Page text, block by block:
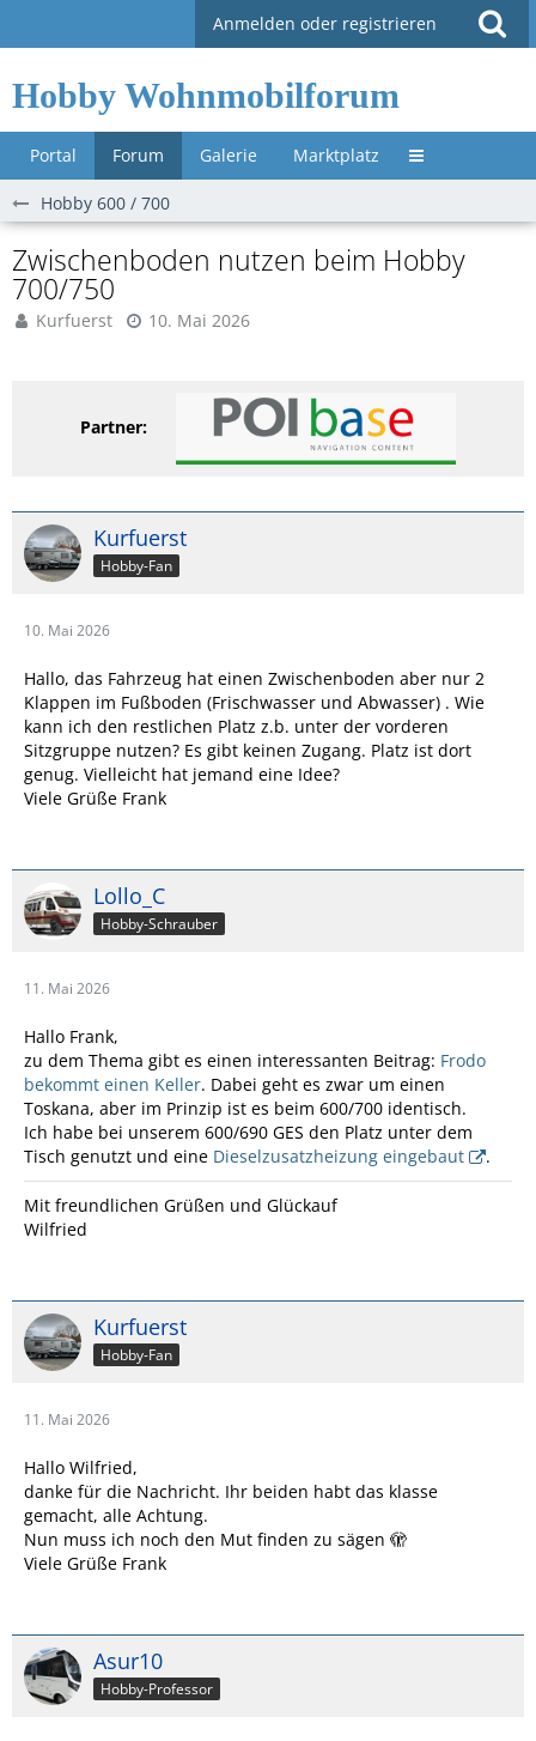
Anmelden oder registrieren
Hobby Wohnmobilforum
Portal Forum Galerie Marktplatz Untermenü »
Hobby 600 / 700
Zwischenboden nutzen beim Hobby
700/750
Kurfuerst 10. Mai 2026
Partner:
Kurfuerst
Hobby-Fan
10. Mai 2026
Hallo, das Fahrzeug hat einen Zwischenboden aber nur 2
Klappen im Fußboden (Frischwasser und Abwasser) . Wie
kann ich den restlichen Platz z.b. unter der vorderen
Sitzgruppe nutzen? Es gibt keinen Zugang. Platz ist dort
genug. Vielleicht hat jemand eine Idee?
Viele Grüße Frank
Lollo_C
Hobby-Schrauber
11. Mai 2026
Hallo Frank,
zu dem Thema gibt es einen interessanten Beitrag: Frodo
bekommt einen Keller. Dabei geht es zwar um einen
Toskana, aber im Prinzip ist es beim 600/700 identisch.
Ich habe bei unserem 600/690 GES den Platz unter dem
Tisch genutzt und eine Dieselzusatzheizung eingebaut .
Mit freundlichen Grüßen und Glückauf
Wilfried
Kurfuerst
Hobby-Fan
11. Mai 2026
Hallo Wilfried,
danke für die Nachricht. Ihr beiden habt das klasse
gemacht, alle Achtung.
Nun muss ich noch den Mut finden zu sägen 🫣
Viele Grüße Frank
Asur10
Hobby-Professor